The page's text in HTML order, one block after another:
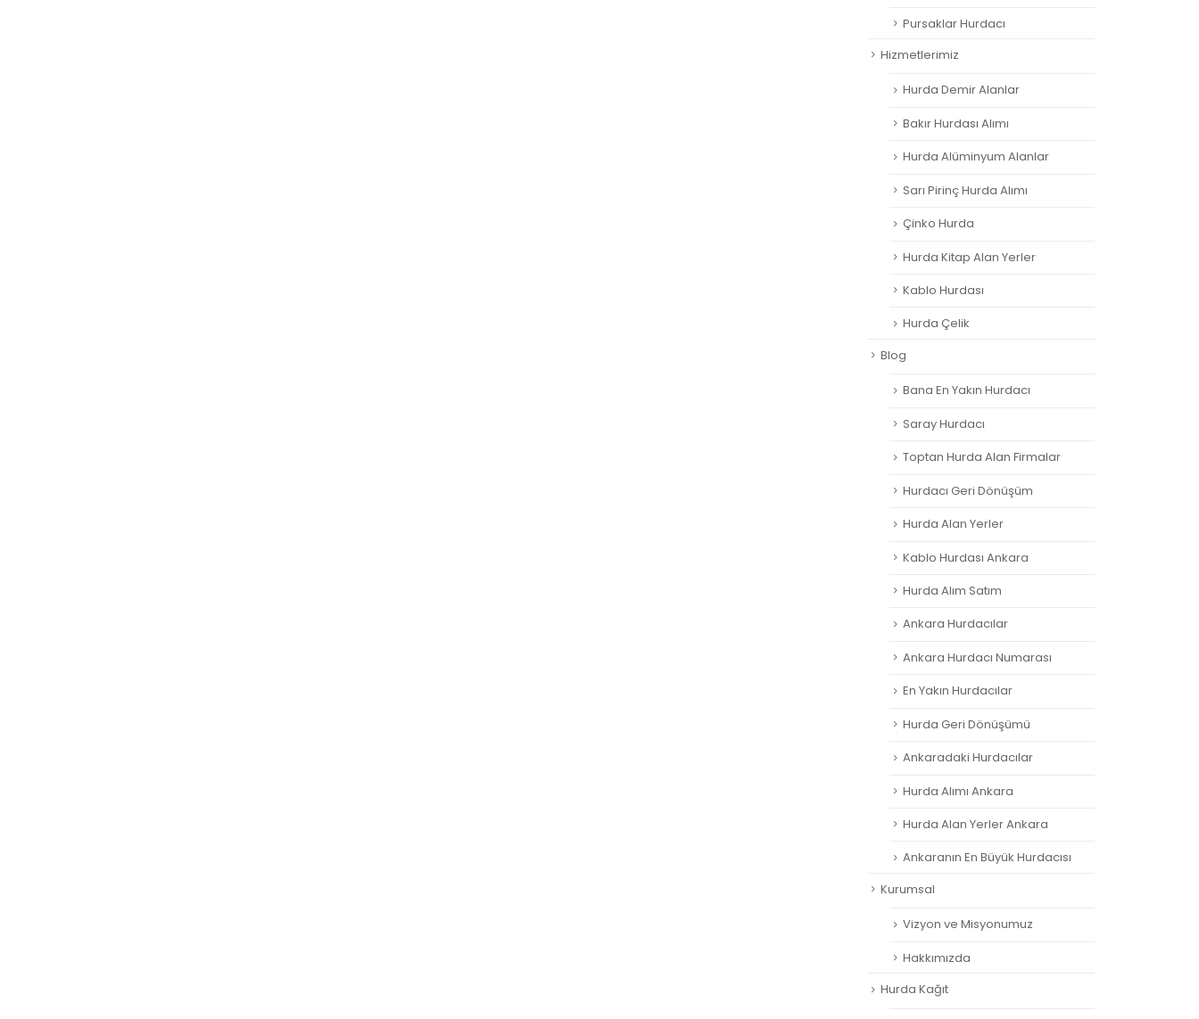
Pursaklar Hurdacı
Hizmetlerimiz
Hurda Demir Alanlar
Bakır Hurdası Alımı
Hurda Alüminyum Alanlar
Sarı Pirinç Hurda Alımı
Çinko Hurda
Hurda Kitap Alan Yerler
Kablo Hurdası
Hurda Çelik
Blog
Bana En Yakın Hurdacı
Saray Hurdacı
Toptan Hurda Alan Firmalar
Hurdacı Geri Dönüşüm
Hurda Alan Yerler
Kablo Hurdası Ankara
Hurda Alım Satım
Ankara Hurdacılar
Ankara Hurdacı Numarası
En Yakın Hurdacılar
Hurda Geri Dönüşümü
Ankaradaki Hurdacılar
Hurda Alımı Ankara
Hurda Alan Yerler Ankara
Ankaranın En Büyük Hurdacısı
Kurumsal
Vizyon ve Misyonumuz
Hakkımızda
Hurda Kağıt